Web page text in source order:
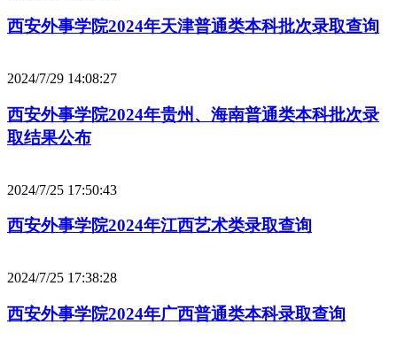
西安外事学院2024年天津普通类本科批次录取查询
2024/7/29 14:08:27
西安外事学院2024年贵州、海南普通类本科批次录
取结果公布
2024/7/25 17:50:43
西安外事学院2024年江西艺术类录取查询
2024/7/25 17:38:28
西安外事学院2024年广西普通类本科录取查询